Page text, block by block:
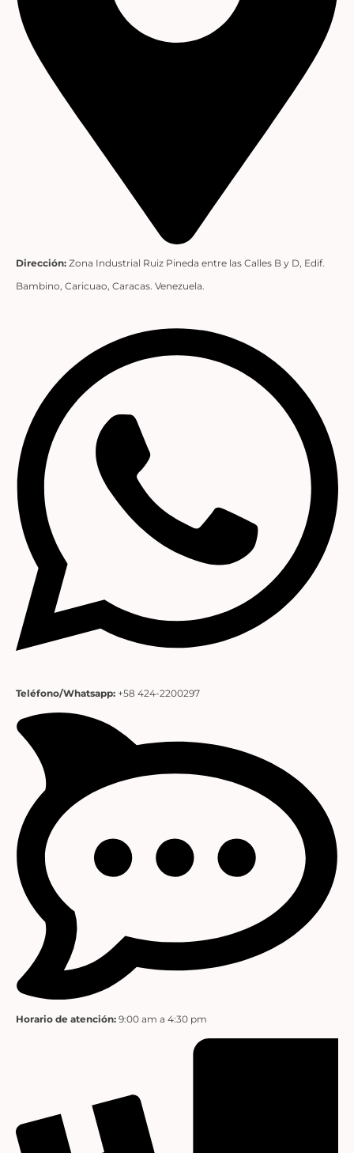
Dirección: Zona Industrial Ruiz Pineda entre las Calles B y D, Edif.
Bambino, Caricuao, Caracas. Venezuela.
Teléfono/Whatsapp: +58 424-2200297
Horario de atención: 9:00 am a 4:30 pm